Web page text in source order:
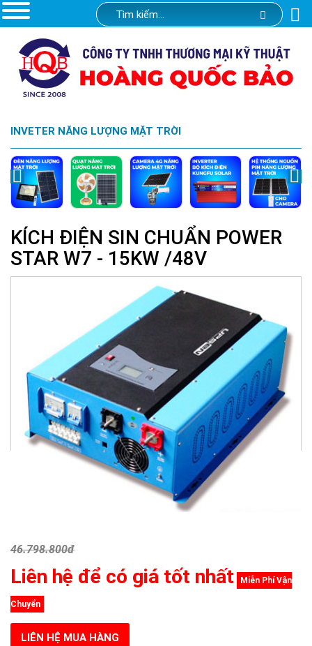
INVETER NĂNG LƯỢNG MẶT TRỜI
KÍCH ĐIỆN SIN CHUẨN POWER
STAR W7 - 15KW /48V
46.798.800đ
Liên hệ để có giá tốt nhất Miễn Phí Vận
Chuyển
LIÊN HỆ MUA HÀNG